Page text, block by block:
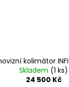
kolimátor
Skladem (1 ks)
24 500 Kč